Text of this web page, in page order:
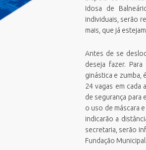
Fila Unica
Horario Do Ônibus
IPTU 2026
Junta de Serviços
Licitações ao vivo -
Licitações ao vivo -
Negocia ISS BC/2026
Idosa de
individuais, serão
mais, que já
Antes de se
deseja fazer.
ginástica e zumba,
24 vagas em cada
de segurança
o uso de máscara
indicarão a
secretaria, serão
Fundação